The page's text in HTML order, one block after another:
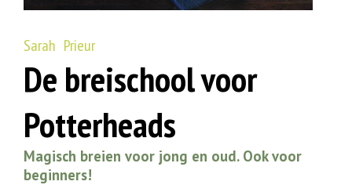
Sarah Prieur
De breischool voor
Potterheads
Magisch breien voor jong en oud. Ook voor
beginners!